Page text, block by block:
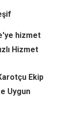
hizmet
Hizmet
Ekip
Uygun